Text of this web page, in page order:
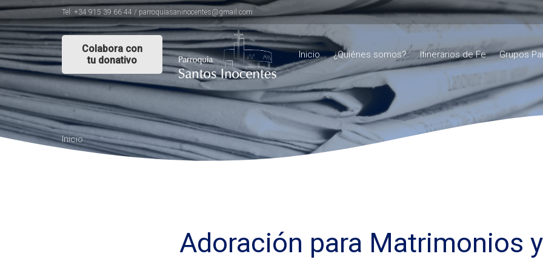
Tel: +34 915 39 66 44 / parroquiasaninocentes@gmail.com
Colabora con
tu donativo
Inicio ¿Quiénes somos? Itinerarios de Fe Grupos
Inicio
Adoración para Matrimonios